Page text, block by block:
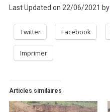
Last Updated on 22/06/2021 by
Twitter Facebook
Imprimer
Articles similaires